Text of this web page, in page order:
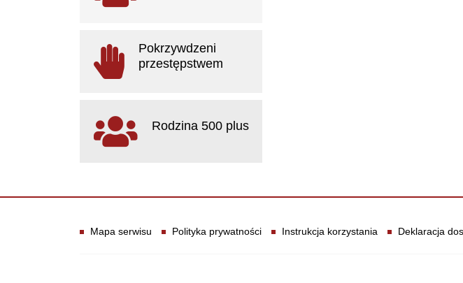
Pokrzywdzeni
przestępstwem
Rodzina 500 plus
Informacje
Mapa serwisu Polityka prywatności Instrukcja korzystania Deklaracja